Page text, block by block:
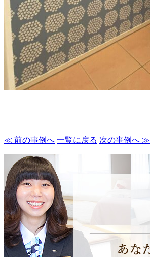
≪ 前の事例へ 一覧に戻る 次の事例へ ≫